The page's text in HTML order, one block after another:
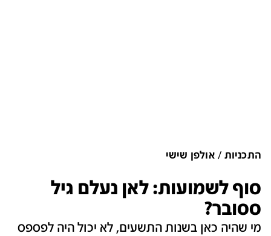
התכניות אולפן שישי
סוף לשמועות: לאן נעלם גיל
ססובר?
מי שהיה כאן בשנות התשעים, לא יכול היה לפספס